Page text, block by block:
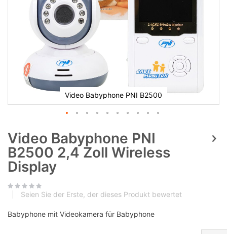
Video Babyphone PNI B2500
Video Babyphone PNI
B2500 2,4 Zoll Wireless
Display
Seien Sie der Erste, der dieses Produkt bewertet
Babyphone mit Videokamera für Babyphone